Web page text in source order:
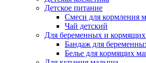
Детское питание
Смеси для кормления
Чай детский
Для беременных и
Бандаж для
Белье для кормящих